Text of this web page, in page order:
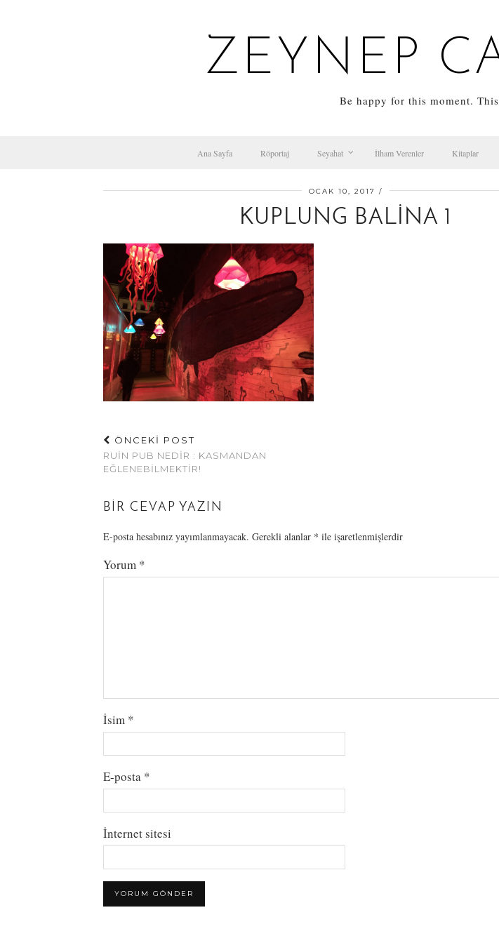
ZEYNEP
Be happy for this moment.
Ana Sayfa Röportaj Seyahat İlham Verenler Kitaplar
OCAK 10, 2017
KUPLUNG BALINA 1
ÖNCEKİ POST
RUIN PUB NEDIR : KASMANDAN
EĞLENEBILMEKTIR!
BIR CEVAP YAZIN
E-posta hesabınız yayımlanmayacak. Gerekli alanlar * ile işaretlenmişlerdir
Yorum *
İsim *
E-posta *
İnternet sitesi